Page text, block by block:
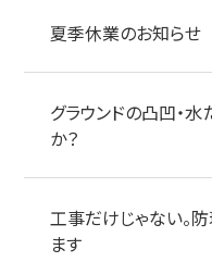
夏季休業のお知らせ
グラウンドの凸凹・
か？
工事だけじゃない。
ます